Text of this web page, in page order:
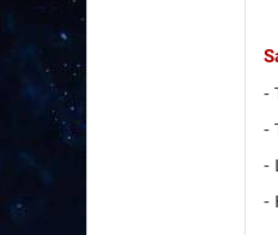
-
-
-
-